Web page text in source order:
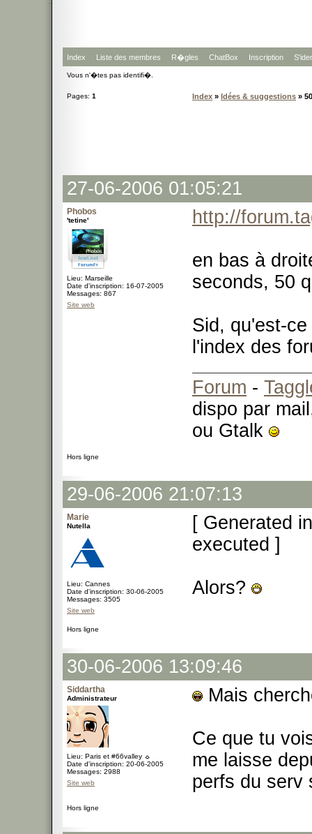
Index Liste des membres R�gles ChatBox Inscription
Vous n'�tes pas identifi�.
Pages: 1 Index » Idées & suggestions »
27-06-2006 01:05:21
Phobos
'tetine'
Lieu: Marseille
Date d'inscription: 16-07-2005
Messages: 867
Site web
http://
en bas à
seconds, 50
Sid, qu'est-
l'index des
Forum -
dispo par
ou Gtalk
Hors ligne
29-06-2006 21:07:13
Marie
Nutella
Lieu: Cannes
Date d'inscription: 30-06-2005
Messages: 3505
Site web
[ Generated
executed ]
Alors?
Hors ligne
30-06-2006 13:09:46
Siddartha
Administrateur
Lieu: Paris et #66valley ☼
Date d'inscription: 20-06-2005
Messages: 2988
Site web
Mais
Ce que tu
me laisse
perfs du
Hors ligne